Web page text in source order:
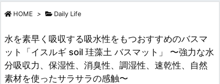
HOME > Daily Life
水を素早く吸収する吸水性をもつおすすめのバスマ
ット「イスルギ soil 珪藻土 バスマット」 〜強力な水
分吸収力、保湿性、消臭性、調湿性、速乾性、自然
素材を使ったサラサラの感触〜